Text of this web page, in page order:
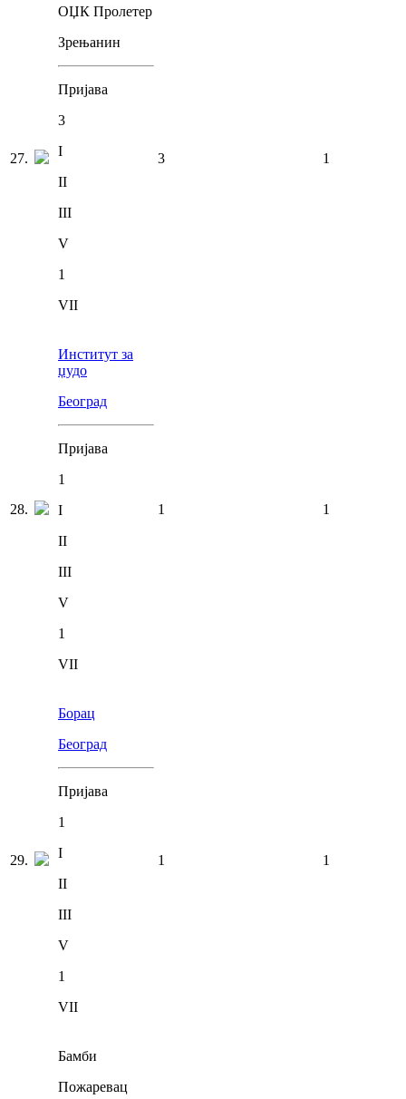
27.
ОЏК Пролетер
Зрењанин
Пријава
3
I
II
III
V
1
VII
3 1
28.
Институт за
џудо
Београд
Пријава
1
I
II
III
V
1
VII
1 1
29.
Борац
Београд
Пријава
1
I
II
III
V
1
VII
1 1
Бамби
Пожаревац